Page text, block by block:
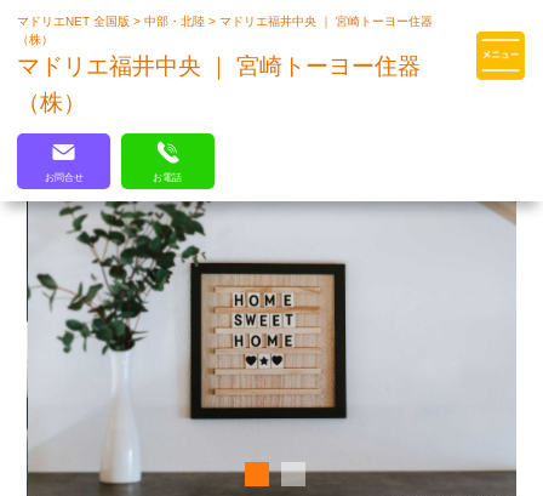
マドリエはLIXILの厳しい基準を
マドリエNET 全国版>中部・北陸>マドリエ福井中央 ｜ 宮崎トーヨー住器
（株）
マドリエ福井中央 ｜ 宮崎トーヨー住器
（株）
お問合せ お電話